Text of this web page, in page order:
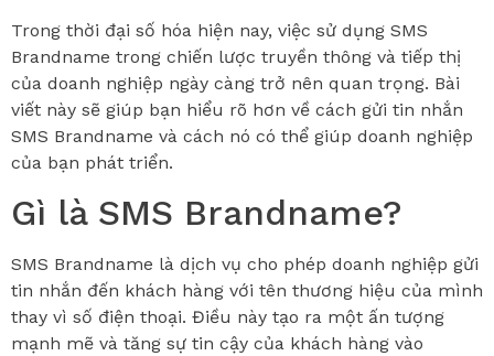
Trong thời đại số hóa hiện nay, việc sử dụng SMS
Brandname trong chiến lược truyền thông và tiếp thị
của doanh nghiệp ngày càng trở nên quan trọng. Bài
viết này sẽ giúp bạn hiểu rõ hơn về cách gửi tin nhắn
SMS Brandname và cách nó có thể giúp doanh nghiệp
của bạn phát triển.
Gì là SMS Brandname?
SMS Brandname là dịch vụ cho phép doanh nghiệp gửi
tin nhắn đến khách hàng với tên thương hiệu của mình
thay vì số điện thoại. Điều này tạo ra một ấn tượng
mạnh mẽ và tăng sự tin cậy của khách hàng vào